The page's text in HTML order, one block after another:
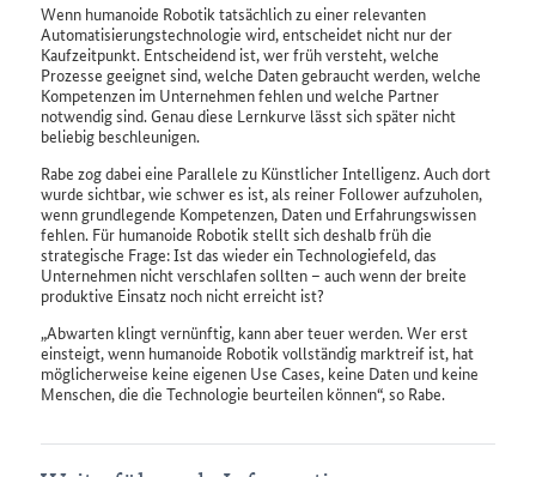
Wenn humanoide Robotik tatsächlich zu einer relevanten
Automatisierungstechnologie wird, entscheidet nicht nur der
Kaufzeitpunkt. Entscheidend ist, wer früh versteht, welche
Prozesse geeignet sind, welche Daten gebraucht werden, welche
Kompetenzen im Unternehmen fehlen und welche Partner
notwendig sind. Genau diese Lernkurve lässt sich später nicht
beliebig beschleunigen.
Rabe zog dabei eine Parallele zu Künstlicher Intelligenz. Auch dort
wurde sichtbar, wie schwer es ist, als reiner Followeraufzuholen,
wenn grundlegende Kompetenzen, Daten und Erfahrungswissen
fehlen. Für humanoide Robotik stellt sich deshalb früh die
strategische Frage: Ist das wieder ein Technologiefeld, das
Unternehmen nicht verschlafen sollten – auch wenn der breite
produktive Einsatz noch nicht erreicht ist?
Abwarten klingt vernünftig, kann aber teuer werden. Wer erst
einsteigt, wenn humanoide Robotik vollständig marktreif ist, hat
möglicherweise keine eigenen Use Cases, keine Daten und keine
Menschen, die die Technologie beurteilen können , so Rabe.
Weiterführende